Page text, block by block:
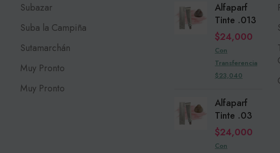
Subazar
Suba la Campiña
Sutamarchán
Muy Pronto
Muy Pronto
Alfaparf
Tinte .013
$24,000
Con
Transferencia
$23,040
Alfaparf
Tinte .03
$24,000
Con